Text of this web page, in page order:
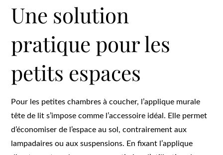
Une solution
pratique pour les
petits espaces
Pour les petites chambres à coucher, l’applique murale
tête de lit s’impose comme l’accessoire idéal. Elle permet
d’économiser de l’espace au sol, contrairement aux
lampadaires ou aux suspensions. En fixant l’applique